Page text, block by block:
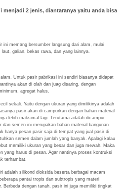
2 jenis, diantaranya yaitu anda bisa
ini memang bersumber langsung dari alam, mulai
galian, bekas rawa, dan yang lainnya.
Untuk pasir pabrikasi ini sendiri biasanya didapat
akan di olah dan juag disaring, dengan
agregat halus.
sekali. Yaitu dengan ukuran yang dimilikinya adalah
pasir akan di campurkan dengan bahan material
lebih maksimal lagi. Terutama adalah dicampur
semen ini merupakan bahan material bangunan
hanya pesan pasir saja di tempat yang jual pasir di
semen dalam jumlah yang banyak. Apalagi kalau
memiliki ukuran yang besar dan juga mewah. Maka
yang harus di pesan. Agar nantinya proses kontruksi
terhambat.
adalah silikond dioksida beserta berbagai macam
pantai tropis dan subtropis yang materi
Berbeda dengan tanah, pasir ini juga memiliki tingkat